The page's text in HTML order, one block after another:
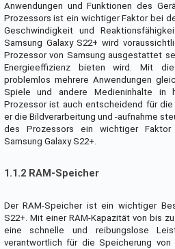
Anwendungen und Funktionen des
Prozessors ist ein wichtiger Faktor bei
Geschwindigkeit und
Samsung Galaxy S22+ wird
Prozessor von Samsung ausgestattet
Energieeffizienz bieten wird. Mit
problemlos mehrere Anwendungen
Spiele und andere Medieninhalte in
Prozessor ist auch entscheidend für
er die Bildverarbeitung und -aufnahme
des Prozessors ein wichtiger
Samsung Galaxy S22+.
1.1.2 RAM-Speicher
Der RAM-Speicher ist ein wichtiger
S22+. Mit einer RAM-Kapazität von bis
eine schnelle und reibungslose
verantwortlich für die Speicherung von